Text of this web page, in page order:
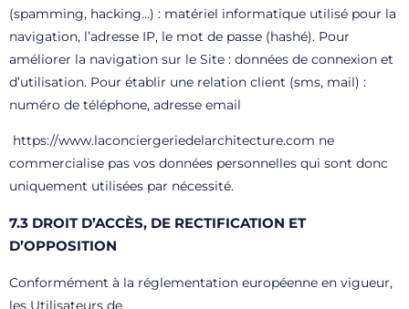
(spamming, hacking…) : matériel informatique utilisé pour la
navigation, l’adresse IP, le mot de passe (hashé). Pour
améliorer la navigation sur le Site : données de connexion et
d’utilisation. Pour établir une relation client (sms, mail) :
numéro de téléphone, adresse email
https://www.laconciergeriedelarchitecture.com ne
commercialise pas vos données personnelles qui sont donc
uniquement utilisées par nécessité.
7.3 DROIT D’ACCÈS, DE RECTIFICATION ET
D’OPPOSITION
Conformément à la réglementation européenne en vigueur,
les Utilisateurs de